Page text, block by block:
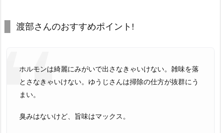
渡部さんのおすすめポイント!
ホルモンは綺麗にみがいで出さなきゃいけない。雑味を落
とさなきゃいけない。ゆうじさんは掃除の仕方が抜群にう
まい。
臭みはないけど、旨味はマックス。